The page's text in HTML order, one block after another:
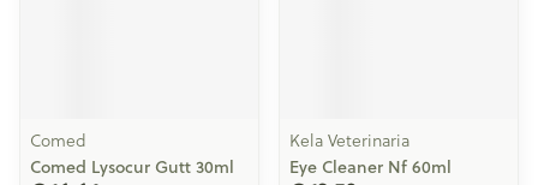
Comed
Comed Lysocur Gutt 30ml
Kela Veterinaria
Eye Cleaner Nf 60ml